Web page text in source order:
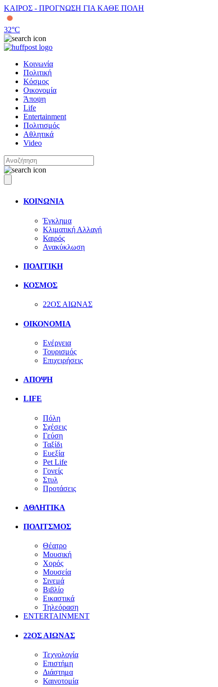
ΚΑΙΡΟΣ - ΠΡΟΓΝΩΣΗ ΓΙΑ ΚΑΘΕ ΠΟΛΗ
32°C
Κοινωνία
Πολιτική
Κόσμος
Οικονομία
Άποψη
Life
Entertainment
Πολιτισμός
Αθλητικά
Video
ΚΟΙΝΩΝΙΑ
Έγκλημα
Κλιματική Αλλαγή
Καιρός
Ανακύκλωση
ΠΟΛΙΤΙΚΗ
ΚΟΣΜΟΣ
22ΟΣ ΑΙΩΝΑΣ
ΟΙΚΟΝΟΜΙΑ
Ενέργεια
Τουρισμός
Επιχειρήσεις
ΑΠΟΨΗ
LIFE
Πόλη
Σχέσεις
Γεύση
Ταξίδι
Ευεξία
Pet Life
Γονείς
Στυλ
Προτάσεις
ΑΘΛΗΤΙΚΑ
ΠΟΛΙΤΣΜΟΣ
Θέατρο
Μουσική
Χορός
Μουσεία
Σινεμά
Βιβλίο
Εικαστικά
Τηλεόραση
ENTERTAINMENT
22ΟΣ ΑΙΩΝΑΣ
Τεχνολογία
Επιστήμη
Διάστημα
Καινοτομία